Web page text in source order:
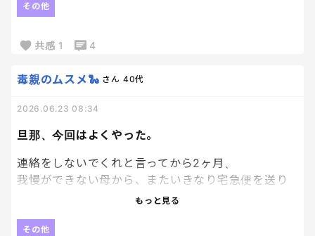
最初にあんなに親戚が集まって計画立ててあげたの
叔母は放棄してまで遺産を母に譲ったのに…
お金の使い方がやばいやつに大金渡しちゃやっぱあ
かんよな。
その他
共感 1 4
旦那、今回はよくやった。
毒親のムスメ🐍 さん 40代
2026.06.23 08:34
連絡をしないでくれと言ってから2ヶ月、
我慢ができない母から、またいきなり宅急便を送り
つけてきて、私と旦那と妹がいるグループLINEに投
もっと見る
その他